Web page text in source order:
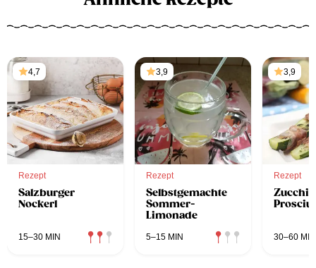
4,7
Rezept
Salzburger
Nockerl
15–30 MIN
3,9
Rezept
Selbstgemachte
Sommer-
Limonade
5–15 MIN
3,9
Rezept
30–60 MIN